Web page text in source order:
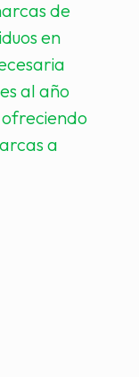
de
en
al año
a